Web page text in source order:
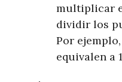
multiplicar
dividir los
Por
equivalen a